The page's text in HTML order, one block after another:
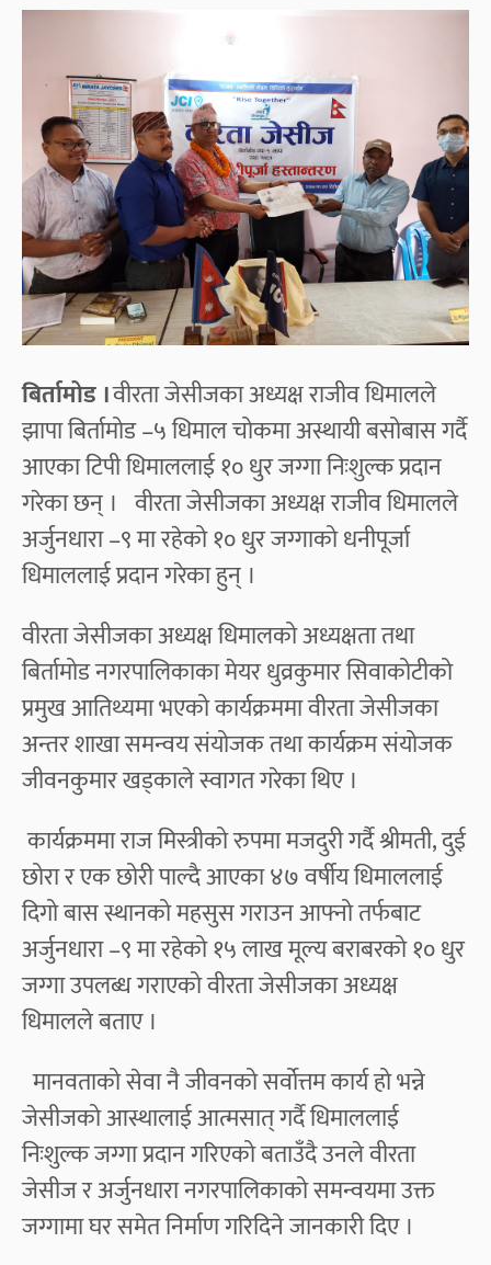
बिर्तामोड ।वीरता जेसीजका अध्यक्ष राजीव धिमालले
झापा बिर्तामोड –५ धिमाल चोकमा अस्थायी बसोबास गर्दै
आएका टिपी धिमाललाई १० धुर जग्गा निःशुल्क प्रदान
गरेका छन् । वीरता जेसीजका अध्यक्ष राजीव धिमालले
अर्जुनधारा –९ मा रहेको १० धुर जग्गाको धनीपूर्जा
धिमाललाई प्रदान गरेका हुन् ।
वीरता जेसीजका अध्यक्ष धिमालको अध्यक्षता तथा
बिर्तामोड नगरपालिकाका मेयर धुव्रकुमार सिवाकोटीको
प्रमुख आतिथ्यमा भएको कार्यक्रममा वीरता जेसीजका
अन्तर शाखा समन्वय संयोजक तथा कार्यक्रम संयोजक
जीवनकुमार खड्काले स्वागत गरेका थिए ।
कार्यक्रममा राज मिस्त्रीको रुपमा मजदुरी गर्दै श्रीमती, दुई
छोरा र एक छोरी पाल्दै आएका ४७ वर्षीय धिमाललाई
दिगो बास स्थानको महसुस गराउन आफ्नो तर्फबाट
अर्जुनधारा –९ मा रहेको १५ लाख मूल्य बराबरको १० धुर
जग्गा उपलब्ध गराएको वीरता जेसीजका अध्यक्ष
धिमालले बताए ।
मानवताको सेवा नै जीवनको सर्वोत्तम कार्य हो भन्ने
जेसीजको आस्थालाई आत्मसात् गर्दै धिमाललाई
निःशुल्क जग्गा प्रदान गरिएको बताउँदै उनले वीरता
जेसीज र अर्जुनधारा नगरपालिकाको समन्वयमा उक्त
जग्गामा घर समेत निर्माण गरिदिने जानकारी दिए ।